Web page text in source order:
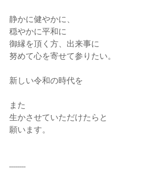
静かに健やかに、
穏やかに平和に
御縁を頂く方、出来事に
努めて心を寄せて参りたい。
新しい令和の時代を
また
生かさせていただけたらと
願います。
--------